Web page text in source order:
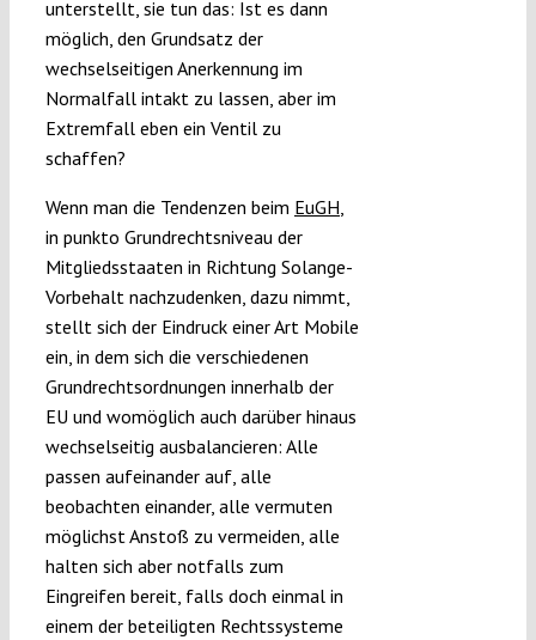
unterstellt, sie tun das: Ist es dann
möglich, den Grundsatz der
wechselseitigen Anerkennung im
Normalfall intakt zu lassen, aber im
Extremfall eben ein Ventil zu
schaffen?
Wenn man die Tendenzen beim EuGH,
in punkto Grundrechtsniveau der
Mitgliedsstaaten in Richtung Solange-
Vorbehalt nachzudenken, dazu nimmt,
stellt sich der Eindruck einer Art Mobile
ein, in dem sich die verschiedenen
Grundrechtsordnungen innerhalb der
EU und womöglich auch darüber hinaus
wechselseitig ausbalancieren: Alle
passen aufeinander auf, alle
beobachten einander, alle vermuten
möglichst Anstoß zu vermeiden, alle
halten sich aber notfalls zum
Eingreifen bereit, falls doch einmal in
einem der beteiligten Rechtssysteme